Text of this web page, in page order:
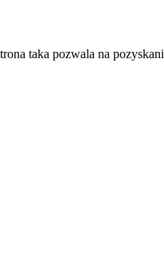
taka pozwala na